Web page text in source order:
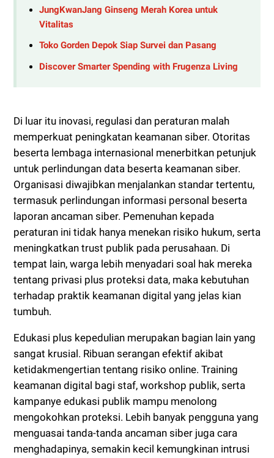
JungKwanJang Ginseng Merah Korea untuk
Vitalitas
Toko Gorden Depok Siap Survei dan Pasang
Discover Smarter Spending with Frugenza Living
Di luar itu inovasi, regulasi dan peraturan malah
memperkuat peningkatan keamanan siber. Otoritas
beserta lembaga internasional menerbitkan petunjuk
untuk perlindungan data beserta keamanan siber.
Organisasi diwajibkan menjalankan standar tertentu,
termasuk perlindungan informasi personal beserta
laporan ancaman siber. Pemenuhan kepada
peraturan ini tidak hanya menekan risiko hukum, serta
meningkatkan trust publik pada perusahaan. Di
tempat lain, warga lebih menyadari soal hak mereka
tentang privasi plus proteksi data, maka kebutuhan
terhadap praktik keamanan digital yang jelas kian
tumbuh.
Edukasi plus kepedulian merupakan bagian lain yang
sangat krusial. Ribuan serangan efektif akibat
ketidakmengertian tentang risiko online. Training
keamanan digital bagi staf, workshop publik, serta
kampanye edukasi publik mampu menolong
mengokohkan proteksi. Lebih banyak pengguna yang
menguasai tanda-tanda ancaman siber juga cara
menghadapinya, semakin kecil kemungkinan intrusi